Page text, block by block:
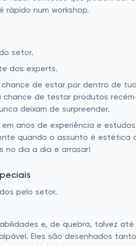
rápido num workshop.
setor.
dos experts.
de estar por dentro de
chance de testar produtos
deixam de surpreender.
anos de experiência e
quando o assunto é estética
no dia a dia e arrasar!
pelo setor.
e, de quebra, talvez
Eles são desenhados